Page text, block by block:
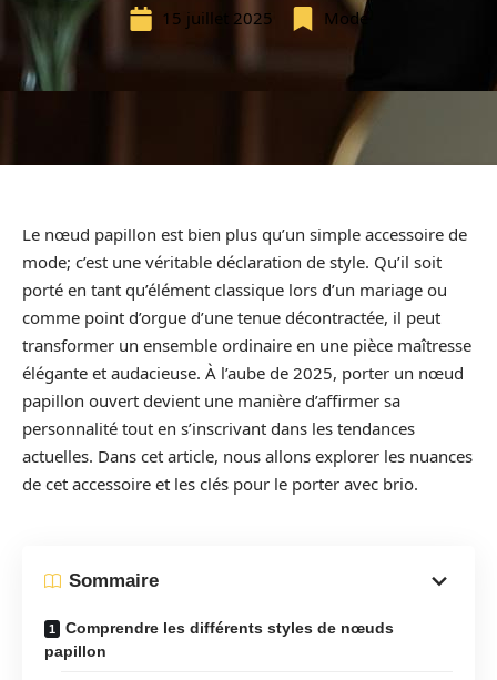
15 juillet 2025 Mode
Le nœud papillon est bien plus qu’un simple accessoire de
mode; c’est une véritable déclaration de style. Qu’il soit
porté en tant qu’élément classique lors d’un mariage ou
comme point d’orgue d’une tenue décontractée, il peut
transformer un ensemble ordinaire en une pièce maîtresse
élégante et audacieuse. À l’aube de 2025, porter un nœud
papillon ouvert devient une manière d’affirmer sa
personnalité tout en s’inscrivant dans les tendances
actuelles. Dans cet article, nous allons explorer les nuances
de cet accessoire et les clés pour le porter avec brio.
Sommaire
Comprendre les différents styles de nœuds
papillon